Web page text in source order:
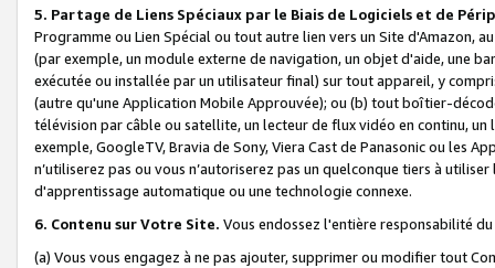
5. Partage de Liens Spéciaux par le Biais de Logiciels et de
Programme ou Lien Spécial ou tout autre lien vers un Site d'Amazon,
(par exemple, un module externe de navigation, un objet d'aide, une
exécutée ou installée par un utilisateur final) sur tout appareil, y
(autre qu'une Application Mobile Approuvée); ou (b) tout boîtier-
télévision par câble ou satellite, un lecteur de flux vidéo en continu,
exemple, GoogleTV, Bravia de Sony, Viera Cast de Panasonic ou les
n’utiliserez pas ou vous n’autoriserez pas un quelconque tiers à
d'apprentissage automatique ou une technologie connexe.
6. Contenu sur Votre Site. Vous endossez l'entière responsabilité
(a) Vous vous engagez à ne pas ajouter, supprimer ou modifier tout